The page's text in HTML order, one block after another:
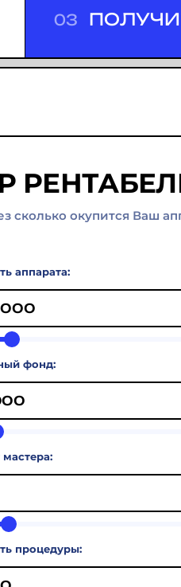
03
сколько окупится Ваш
аппарата:
фонд:
процедуры: